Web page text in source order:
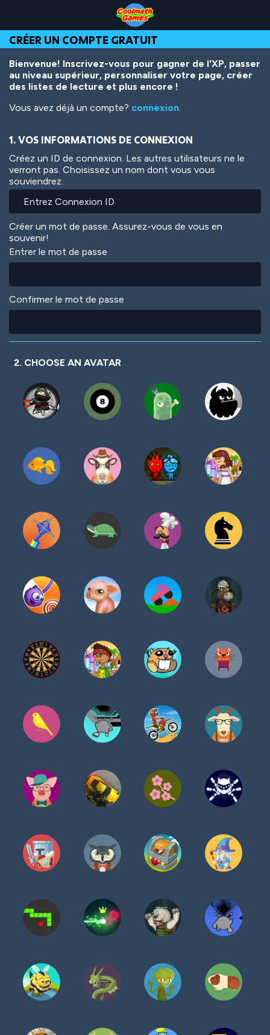
Top
of
Page
Navigation
Main
Content
Footer
contenu
principal
CRÉER UN COMPTE GRATUIT
Bienvenue! Inscrivez-vous pour gagner de l'XP, passer
au niveau supérieur, personnaliser votre page, créer
des listes de lecture et plus encore !
Vous avez déjà un compte? connexion.
1. VOS INFORMATIONS DE CONNEXION
Créez un ID de connexion. Les autres utilisateurs ne le
verront pas. Choisissez un nom dont vous vous
souviendrez.
Créer un mot de passe. Assurez-vous de vous en
souvenir!
Entrer le mot de passe
Confirmer le mot de passe
2. CHOOSE AN AVATAR